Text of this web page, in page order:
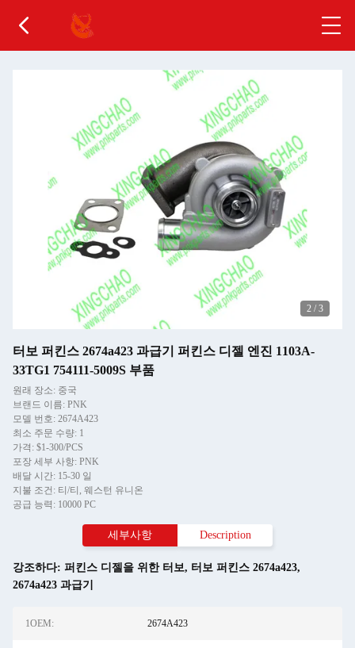
2 / 3
터보 퍼킨스 2674a423 과급기 퍼킨스 디젤 엔진 1103A-
33TG1 754111-5009S 부품
원래 장소: 중국
브랜드 이름: PNK
모델 번호: 2674A423
최소 주문 수량: 1
가격: $1-300/PCS
포장 세부 사항: PNK
배달 시간: 15-30 일
지불 조건: 티/티, 웨스턴 유니온
공급 능력: 10000 PC
세부사항 Description
강조하다: 퍼킨스 디젤을 위한 터보, 터보 퍼킨스 2674a423,
2674a423 과급기
1OEM: 2674A423